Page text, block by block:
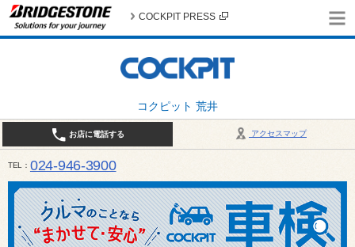
コクピット 荒井
COCKPIT PRESS
アクセスマップ
お店に電話する
TEL 024-946-3900
平日 9:30～19:00 日・祝日 9:30～18:00 / 定休日：毎週火曜日・繁忙期（4月・12月）を除
ご確認ください。